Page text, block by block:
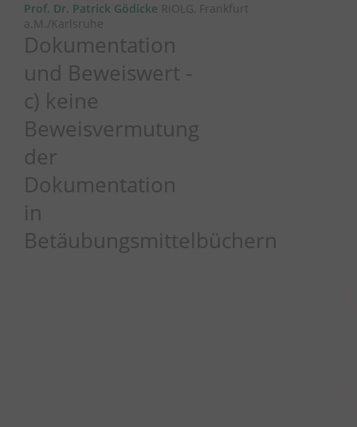
Prof. Dr. Patrick Gödicke RiOLG, Frankfurt
a.M./Karlsruhe
Dokumentation
und Beweiswert -
c) keine
Beweisvermutung
der
Dokumentation
in
Betäubungsmittelbüchern